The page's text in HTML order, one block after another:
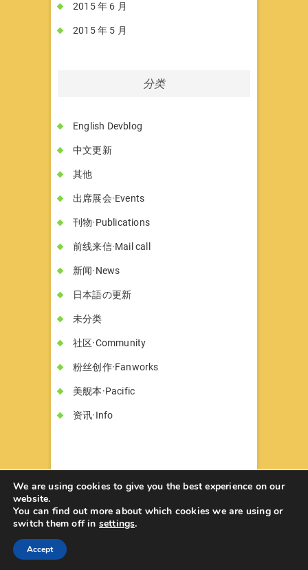
2015 年 6 月
2015 年 5 月
分类
English Devblog
中文更新
其他
出席展会·Events
刊物·Publications
前线来信·Mail call
新闻·News
日本語の更新
未分类
社区·Community
粉丝创作·Fanworks
美舰本·Pacific
资讯·Info
© 2026书墓◇Circle Hon-haka| Designed
by:Theme Freesia
We are using cookies to give you the best experience on our
website.
You can find out more about which cookies we are using or
switch them off in settings.
Accept